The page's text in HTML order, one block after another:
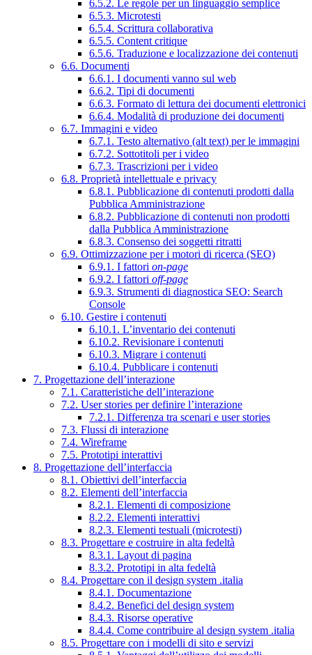
6.5.2. Le regole per un linguaggio semplice
6.5.3. Microtesti
6.5.4. Scrittura collaborativa
6.5.5. Content critique
6.5.6. Traduzione e localizzazione dei contenuti
6.6. Documenti
6.6.1. I documenti vanno sul web
6.6.2. Tipi di documenti
6.6.3. Formato di lettura dei documenti elettronici
6.6.4. Modalità di produzione dei documenti
6.7. Immagini e video
6.7.1. Testo alternativo (alt text) per le immagini
6.7.2. Sottotitoli per i video
6.7.3. Trascrizioni per i video
6.8. Proprietà intellettuale e privacy
6.8.1. Pubblicazione di contenuti prodotti dalla
Pubblica Amministrazione
6.8.2. Pubblicazione di contenuti non prodotti
dalla Pubblica Amministrazione
6.8.3. Consenso dei soggetti ritratti
6.9. Ottimizzazione per i motori di ricerca (SEO)
6.9.1. I fattori on-page
6.9.2. I fattori off-page
6.9.3. Strumenti di diagnostica SEO: Search
Console
6.10. Gestire i contenuti
6.10.1. L’inventario dei contenuti
6.10.2. Revisionare i contenuti
6.10.3. Migrare i contenuti
6.10.4. Pubblicare i contenuti
7. Progettazione dell’interazione
7.1. Caratteristiche dell’interazione
7.2. User stories per definire l’interazione
7.2.1. Differenza tra scenari e user stories
7.3. Flussi di interazione
7.4. Wireframe
7.5. Prototipi interattivi
8. Progettazione dell’interfaccia
8.1. Obiettivi dell’interfaccia
8.2. Elementi dell’interfaccia
8.2.1. Elementi di composizione
8.2.2. Elementi interattivi
8.2.3. Elementi testuali (microtesti)
8.3. Progettare e costruire in alta fedeltà
8.3.1. Layout di pagina
8.3.2. Prototipi in alta fedeltà
8.4. Progettare con il design system .italia
8.4.1. Documentazione
8.4.2. Benefici del design system
8.4.3. Risorse operative
8.4.4. Come contribuire al design system .italia
8.5. Progettare con i modelli di sito e servizi